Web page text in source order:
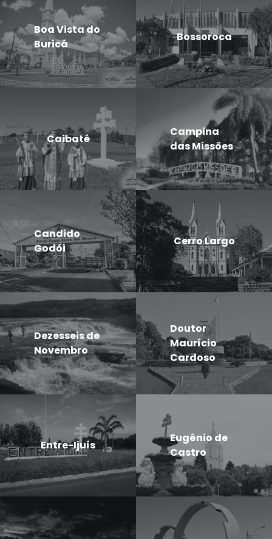
Boa Vista do
Buricá
Bossoroca
Caibaté
Campina
das Missões
Candido
Godói
Cerro Largo
Dezesseis de
Novembro
Doutor
Maurício
Cardoso
Entre-Ijuís
Eugênio de
Castro